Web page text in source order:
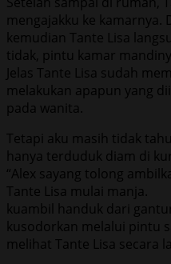
mengajakku ke kamarnya.
kemudian Tante Lisa
tidak, pintu kamar
Jelas Tante Lisa sudah
melakukan apapun yang
pada wanita.
Tetapi aku masih tidak
hanya terduduk diam di
“Alex sayang tolong
Tante Lisa mulai manja.
kuambil handuk dari
kusodorkan melalui pintu
melihat Tante Lisa secara